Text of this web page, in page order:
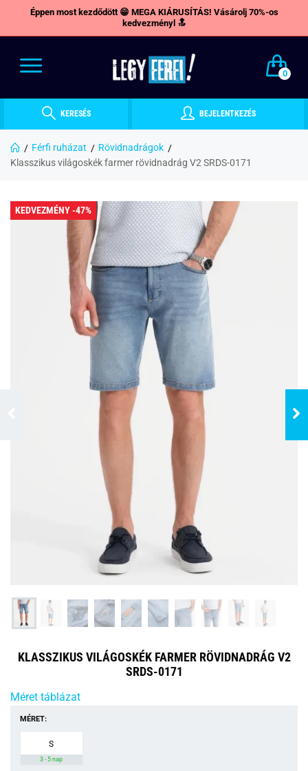
Éppen most kezdődött 😁 MEGA KIÁRUSÍTÁS! Vásárolj 70%-os
kedvezményl 🔝
0
KERESÉS BEJELENTKEZÉS
Férfi ruházat
Rövidnadrágok
Klasszikus világoskék farmer rövidnadrág V2 SRDS-0171
KEDVEZMÉNY -47%
KLASSZIKUS VILÁGOSKÉK FARMER RÖVIDNADRÁG V2
SRDS-0171
Méret táblázat
MÉRET:
S
3 - 5 nap